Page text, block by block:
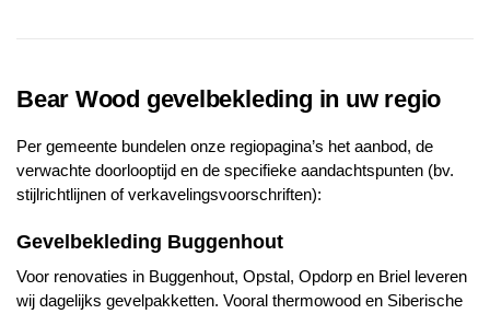
Bear Wood gevelbekleding in uw regio
Per gemeente bundelen onze regiopagina’s het aanbod, de
verwachte doorlooptijd en de specifieke aandachtspunten (bv.
stijlrichtlijnen of verkavelingsvoorschriften):
Gevelbekleding Buggenhout
Voor renovaties in Buggenhout, Opstal, Opdorp en Briel leveren
wij dagelijks gevelpakketten. Vooral thermowood en Siberische